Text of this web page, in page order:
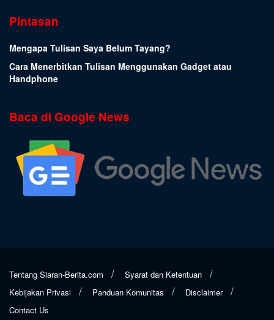
Pintasan
Mengapa Tulisan Saya Belum Tayang?
Cara Menerbitkan Tulisan Menggunakan Gadget atau
Handphone
Baca di Google News
Tentang Siaran-Berita.com
Syarat dan Ketentuan
Kebijakan Privasi
Panduan Komunitas
Disclaimer
Contact Us